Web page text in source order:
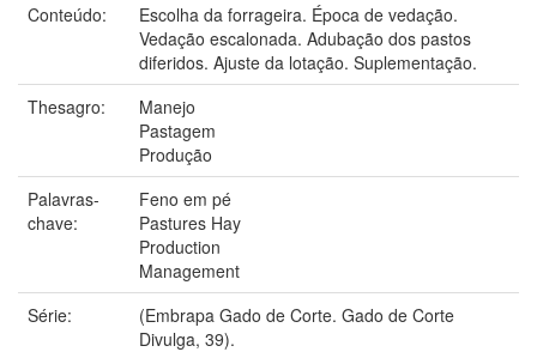
Conteúdo:
Escolha da forrageira. Época de vedação.
Vedação escalonada. Adubação dos pastos
diferidos. Ajuste da lotação. Suplementação.
Thesagro:
Manejo
Pastagem
Produção
Palavras-
chave:
Feno em pé
Pastures Hay
Production
Management
Série:
(Embrapa Gado de Corte. Gado de Corte
Divulga, 39).